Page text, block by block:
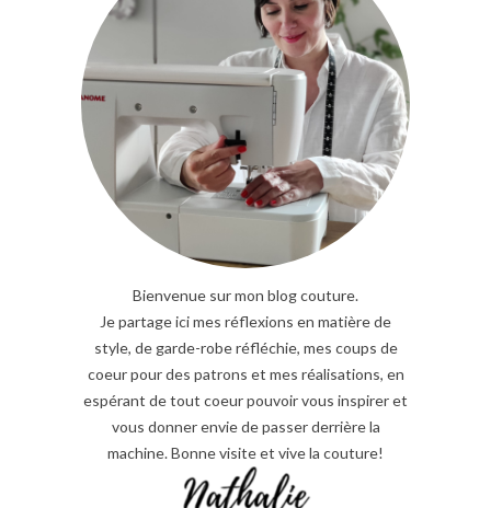
Bienvenue sur mon blog couture.
Je partage ici mes réflexions en matière de
style, de garde-robe réfléchie, mes coups de
coeur pour des patrons et mes réalisations, en
espérant de tout coeur pouvoir vous inspirer et
vous donner envie de passer derrière la
machine. Bonne visite et vive la couture!